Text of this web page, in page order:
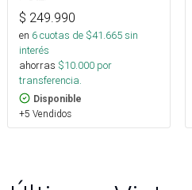
$ 249.990
en 6cuotas de $41.665sin
interés
ahorras $10.000 por
transferencia.
Disponible
+5 Vendidos